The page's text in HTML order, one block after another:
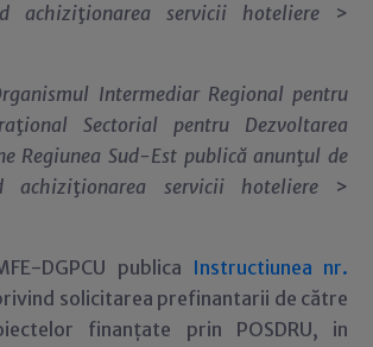
achiziţionarea servicii hoteliere >
Intermediar Regional pentru
ţional Sectorial pentru Dezvoltarea
Regiunea Sud-Est publică anunţul de
achiziţionarea servicii hoteliere >
DGPCU publica Instructiunea nr.
solicitarea prefinantarii de către
finanțate prin POSDRU, in